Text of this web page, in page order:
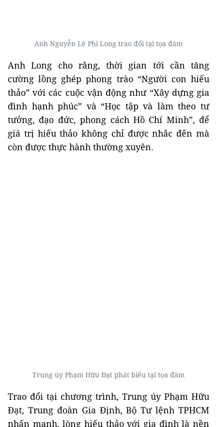
Anh Nguyễn Lê Phi Long trao đổi tại tọa đàm
Anh Long cho rằng, thời gian tới cần tăng
cường lồng ghép phong trào “Người con hiếu
thảo” với các cuộc vận động như “Xây dựng gia
đình hạnh phúc” và “Học tập và làm theo tư
tưởng, đạo đức, phong cách Hồ Chí Minh”, để
giá trị hiếu thảo không chỉ được nhắc đến mà
còn được thực hành thường xuyên.
Trung úy Phạm Hữu Đạt phát biểu tại tọa đàm
Trao đổi tại chương trình, Trung úy Phạm Hữu
Đạt, Trung đoàn Gia Định, Bộ Tư lệnh TPHCM
nhấn mạnh, lòng hiếu thảo với gia đình là nền